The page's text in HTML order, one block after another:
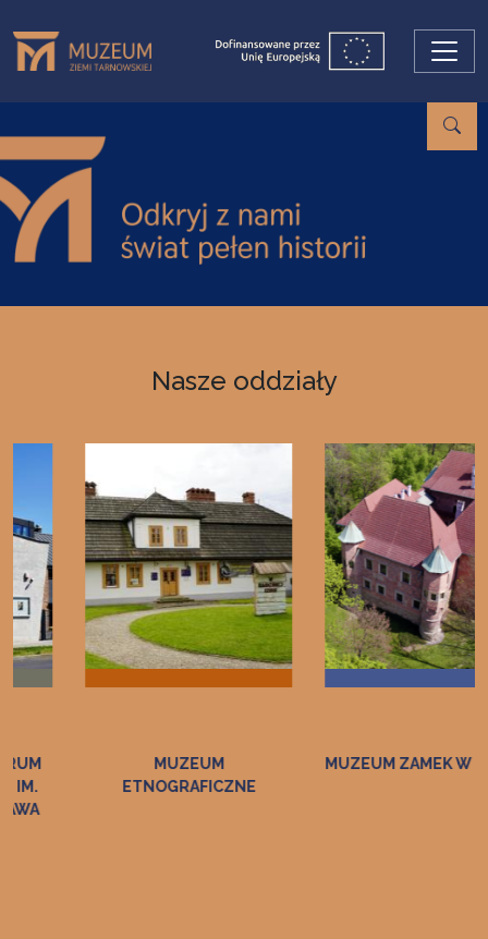
Nasze oddziały
MUZEUM
ETNOGRAFICZNE
MUZEUM ZAMEK W DĘBNIE